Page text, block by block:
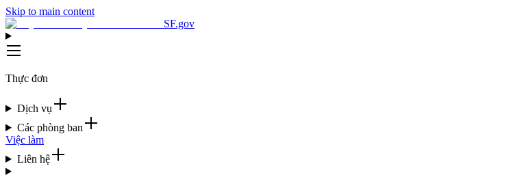
Skip to main content
SF.gov
Thực đơn
Dịch vụ
Các phòng ban
Việc làm
Liên hệ